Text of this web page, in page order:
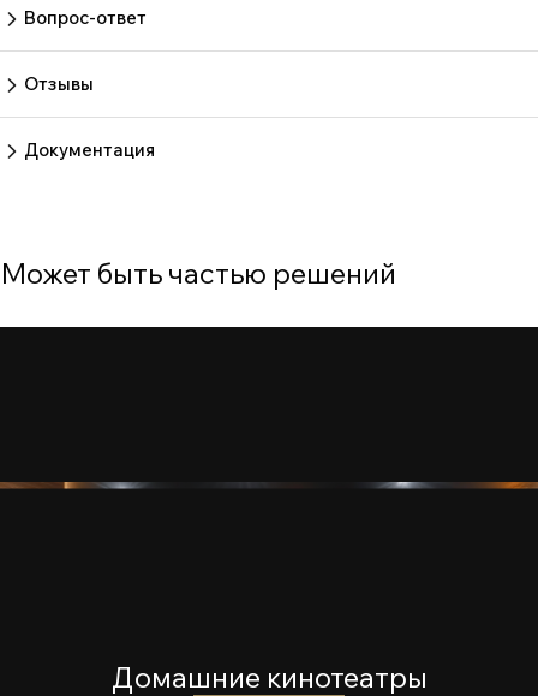
Вопрос-ответ
Отзывы
Документация
Может быть частью решений
Домашние кинотеатры